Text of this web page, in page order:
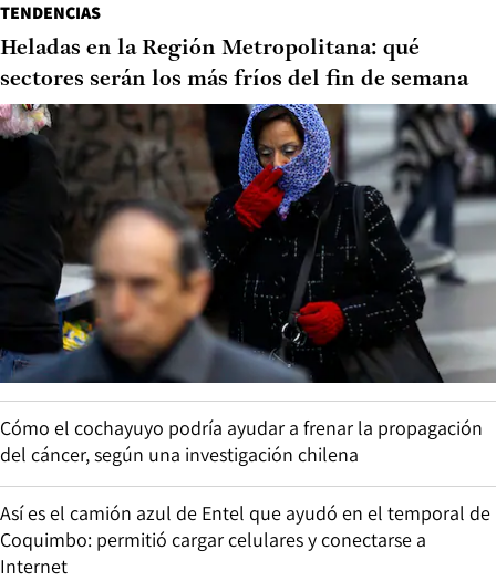
TENDENCIAS
Heladas en la Región Metropolitana: qué
sectores serán los más fríos del fin de semana
Cómo el cochayuyo podría ayudar a frenar la propagación
del cáncer, según una investigación chilena
Así es el camión azul de Entel que ayudó en el temporal de
Coquimbo: permitió cargar celulares y conectarse a
Internet